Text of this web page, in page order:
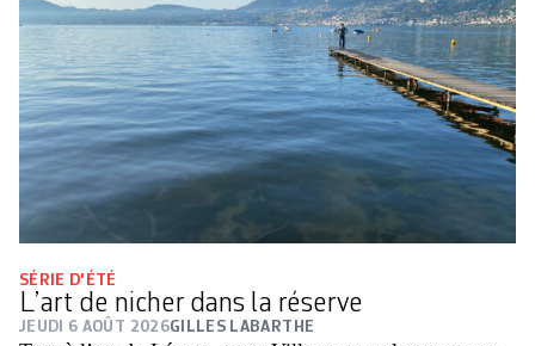
SÉRIE D'ÉTÉ
L’art de nicher dans la réserve
JEUDI 6 AOÛT 2026GILLES LABARTHE